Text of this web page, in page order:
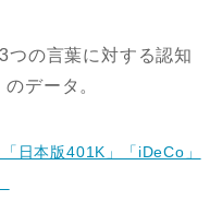
つの言葉に対する認知
データ。
日本版401K」「iDeCo」